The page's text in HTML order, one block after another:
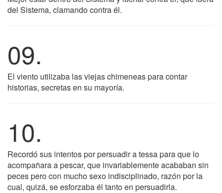
del Sistema, clamando contra él.
09.
El viento utilizaba las viejas chimeneas para contar
historias, secretas en su mayoría.
10.
Recordó sus intentos por persuadir a tessa para que lo
acompañara a pescar, que invariablemente acababan sin
peces pero con mucho sexo indisciplinado, razón por la
cual, quizá, se esforzaba él tanto en persuadirla.